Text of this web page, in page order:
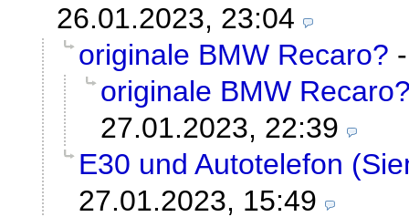
26.01.2023, 23:04
originale BMW Recaro?
originale BMW
27.01.2023, 22:39
E30 und Autotelefon
27.01.2023, 15:49